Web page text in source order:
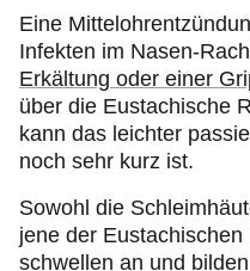
Eine
Infekten im Nasen-
Erkältung oder einer
über die Eustachische
kann das leichter
noch sehr kurz ist.
Sowohl die
jene der Eustachischen
schwellen an und